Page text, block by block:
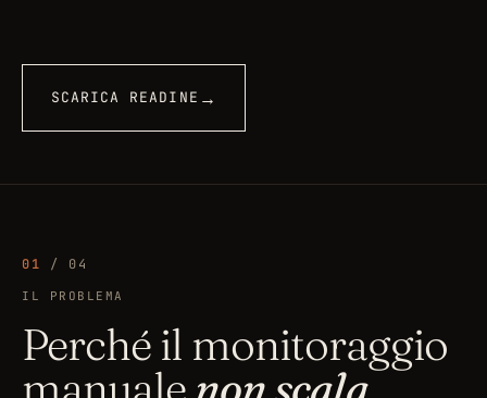
SCARICA READINE →
01 / 04
IL PROBLEMA
Perché il monitoraggio